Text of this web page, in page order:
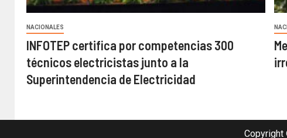
NACIONALES
INFOTEP certifica por competencias 300
técnicos electricistas junto a la
Superintendencia de Electricidad
Copyright